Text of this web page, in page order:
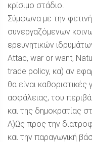
κρίσιμο στάδιο.
Σύμφωνα με την
συνεργαζόμενων
ερευνητικών
Αttac, war or want,
trade policy, κα) αν
θα είναι
ασφάλειας, του
και της δημοκρατίας
A)Ως προς την
και την παραγωγική